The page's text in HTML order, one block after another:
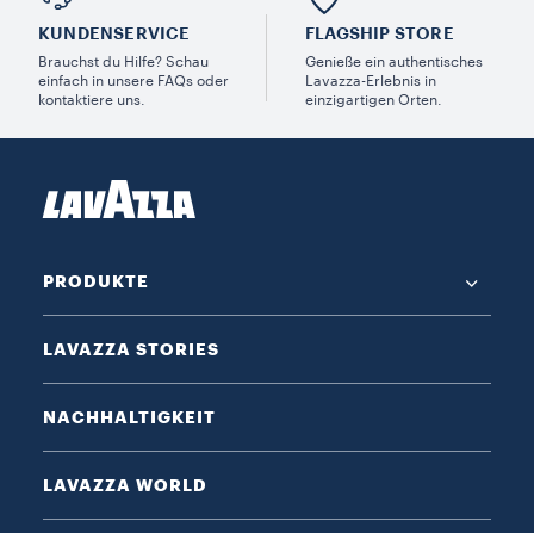
KUNDENSERVICE​
Brauchst du Hilfe? Schau
einfach in unsere FAQs oder
kontaktiere uns.
FLAGSHIP STORE
Genieße ein authentisches
Lavazza-Erlebnis in
einzigartigen Orten.
PRODUKTE
LAVAZZA STORIES
NACHHALTIGKEIT
LAVAZZA WORLD